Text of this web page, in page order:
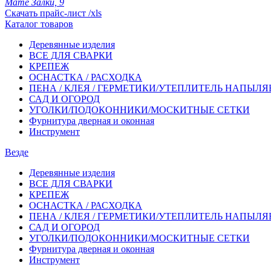
Скачать прайс-лист /xls
Каталог товаров
Деревянные изделия
ВСЕ ДЛЯ СВАРКИ
КРЕПЕЖ
ОСНАСТКА / РАСХОДКА
ПЕНА / КЛЕЯ / ГЕРМЕТИКИ/УТЕПЛИТЕЛЬ
САД И ОГОРОД
УГОЛКИ/ПОДОКОННИКИ/МОСКИТНЫЕ СЕТКИ
Фурнитура дверная и оконная
Инструмент
Везде
Деревянные изделия
ВСЕ ДЛЯ СВАРКИ
КРЕПЕЖ
ОСНАСТКА / РАСХОДКА
ПЕНА / КЛЕЯ / ГЕРМЕТИКИ/УТЕПЛИТЕЛЬ
САД И ОГОРОД
УГОЛКИ/ПОДОКОННИКИ/МОСКИТНЫЕ СЕТКИ
Фурнитура дверная и оконная
Инструмент